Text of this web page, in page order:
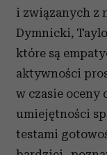
i związanych z
Dymnicki,
które są
aktywności
w czasie oceny
umiejętności
testami